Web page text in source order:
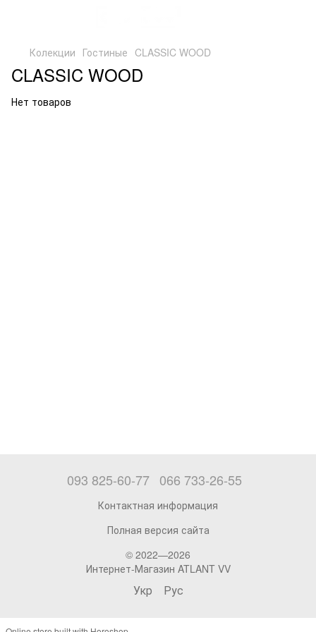
Колекции Гостиные CLASSIC WOOD
CLASSIC WOOD
Нет товаров
093 825-60-77 066 733-26-55
Контактная информация
Полная версия сайта
© 2022—2026
Интернет-Магазин ATLANT VV
Укр Рус